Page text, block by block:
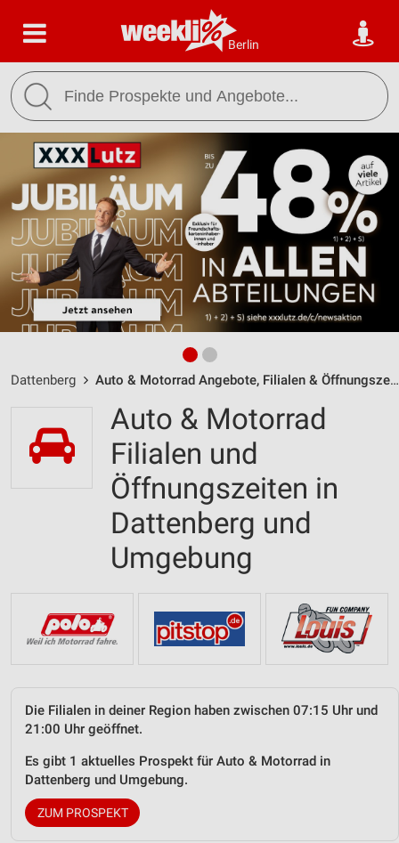
Berlin
Dattenberg Auto & Motorrad Angebote, Filialen & Öffnungszeiten
Auto & Motorrad
Filialen und
Öffnungszeiten in
Dattenberg und
Umgebung
Die Filialen in deiner Region haben zwischen 07:15 Uhr und
21:00 Uhr geöffnet.
Es gibt 1 aktuelles Prospekt für Auto & Motorrad in
Dattenberg und Umgebung.
ZUM PROSPEKT